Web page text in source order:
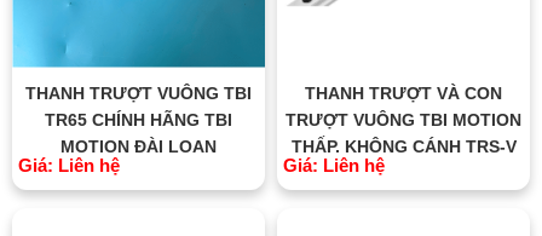
THANH TRƯỢT VUÔNG TBI
TR65 CHÍNH HÃNG TBI
MOTION ĐÀI LOAN
Giá: Liên hệ
THANH TRƯỢT VÀ CON
TRƯỢT VUÔNG TBI MOTION
THẤP, KHÔNG CÁNH TRS-V
Giá: Liên hệ